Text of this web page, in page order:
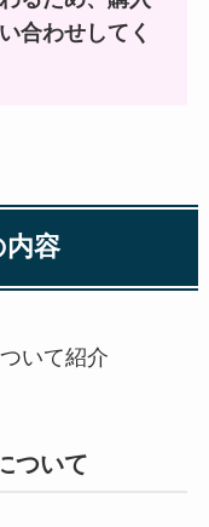
合わせしてく
容
いて紹介
ついて